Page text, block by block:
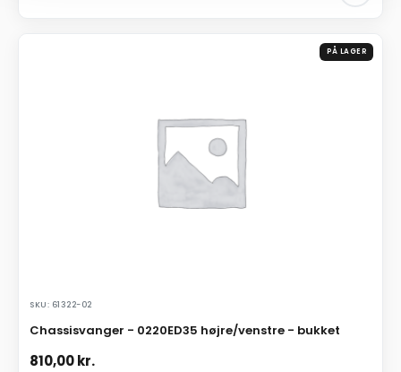
PÅ LAGER
SKU: 61322-02
Chassisvanger - 0220ED35 højre/venstre - bukket
810,00kr.